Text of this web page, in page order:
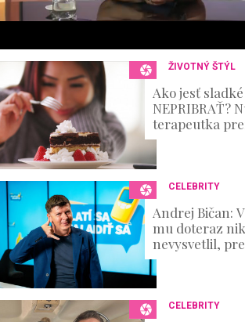
ŽIVOTNÝ ŠTÝL
Ako jesť sladké
NEPRIBRAŤ?
terapeutka
naozaj funguje!
CELEBRITY
Andrej Bičan:
mu doteraz
nevysvetlil,
padáka, on však
prehovoril o
výroby
CELEBRITY